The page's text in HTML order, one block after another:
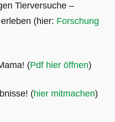
Tierversuche –
(hier: Forschung
(Pdf hier öffnen)
(hier mitmachen)